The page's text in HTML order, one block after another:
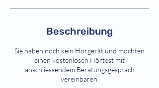
Beschreibung
Sie haben noch kein Hörgerät und möchten
einen kostenlosen Hörtest mit
anschliessendem Beratungsgespräch
vereinbaren.